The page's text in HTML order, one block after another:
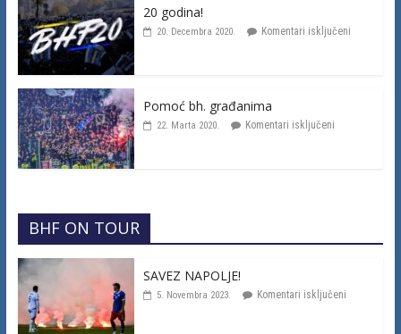
20 godina!
20. Decembra 2020. Komentari isključeni
Pomoć bh. građanima
22. Marta 2020. Komentari isključeni
BHF ON TOUR
SAVEZ NAPOLJE!
5. Novembra 2023. Komentari isključeni